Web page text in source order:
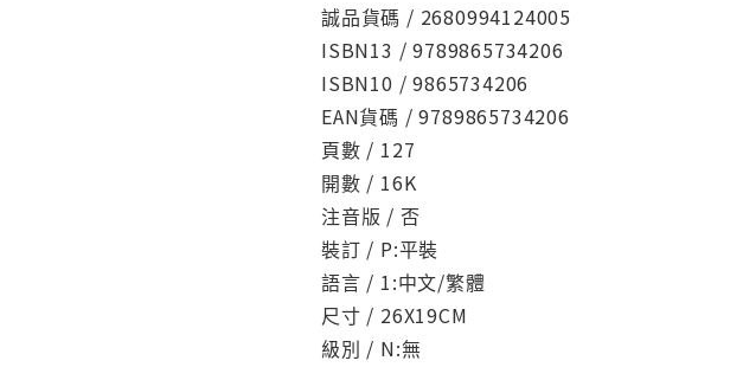
誠品貨碼 / 2680994124005
ISBN13 / 9789865734206
ISBN10 / 9865734206
EAN貨碼 / 9789865734206
頁數 / 127
開數 / 16K
注音版 / 否
裝訂 / P:平裝
語言 / 1:中文/繁體
尺寸 / 26X19CM
級別 / N:無